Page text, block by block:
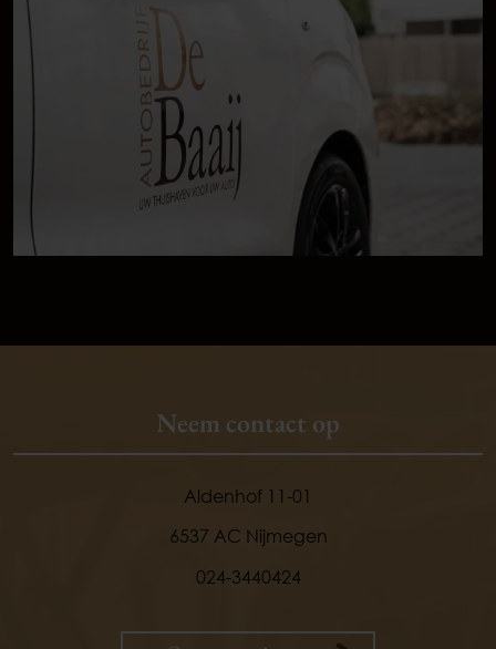
Neem contact op
Aldenhof 11-01
6537 AC Nijmegen
024-3440424
9,1
klantenvertellen